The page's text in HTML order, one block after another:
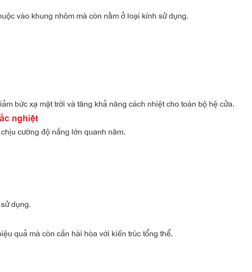
vào khung nhôm mà còn nằm ở loại kính sử dụng.
bức xạ mặt trời và tăng khả năng cách nhiệt cho toàn bộ hệ cửa.
nghiệt
cường độ nắng lớn quanh năm.
dụng.
quả mà còn cần hài hòa với kiến trúc tổng thể.